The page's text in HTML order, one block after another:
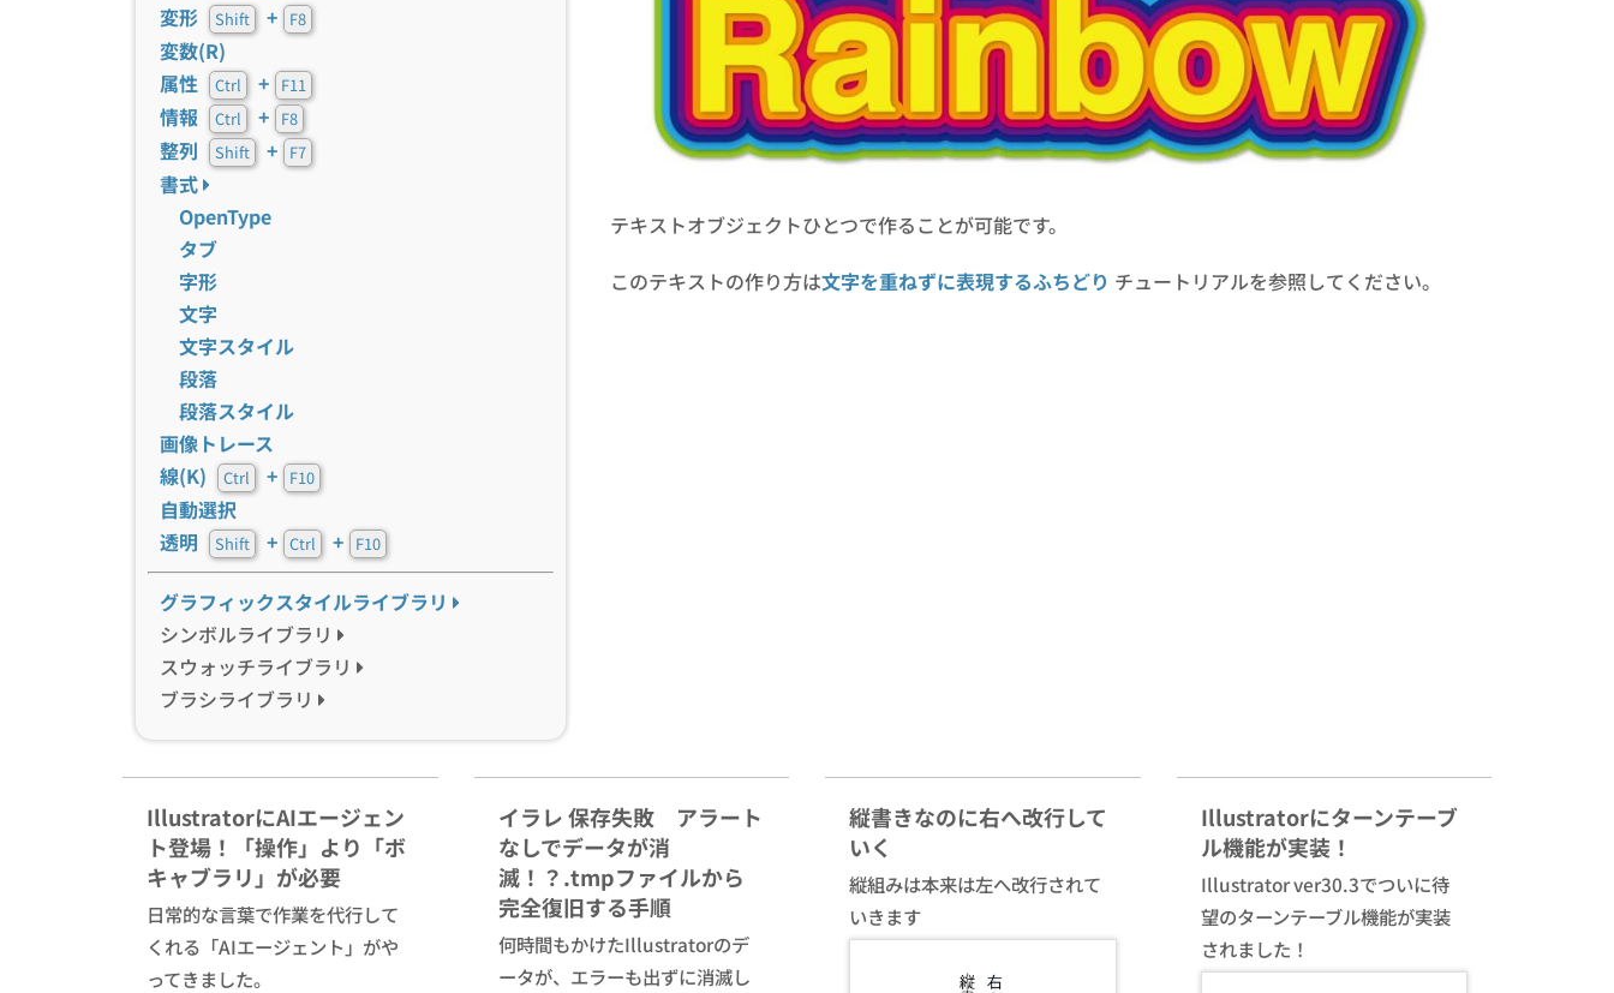
変形
Shift + F8
変数(R)
属性
Ctrl + F11
情報 Ctrl + F8
整列 Shift + F7
書式
OpenType
タブ
字形
文字
文字スタイル
段落
段落スタイル
画像トレース
線(K)
Ctrl + F10
自動選択
透明
Shift + Ctrl + F10
グラフィックスタイルライブラリ
シンボルライブラリ
スウォッチライブラリ
ブラシライブラリ
テキストオブジェクトひとつで作ることが可能です。
このテキストの作り方は文字を重ねずに表現するふちどり チュートリアルを参照してください。
IllustratorにAIエージェン
ト登場！「操作」より「ボ
キャブラリ」が必要
日常的な言葉で作業を代行して
くれる「AIエージェント」がや
ってきました。
イラレ 保存失敗 アラート
なしでデータが消
滅！？.tmpファイルから
完全復旧する手順
何時間もかけたIllustratorのデ
ータが、エラーも出ずに消滅し
縦書きなのに右へ改行して
いく
縦組みは本来は左へ改行されて
いきます
Illustratorにターンテーブ
ル機能が実装！
Illustrator ver30.3でついに待
望のターンテーブル機能が実装
されました！